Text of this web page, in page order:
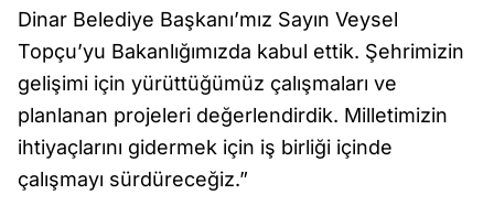
Dinar Belediye Başkanı’mız Sayın Veysel
Topçu’yu Bakanlığımızda kabul ettik. Şehrimizin
gelişimi için yürüttüğümüz çalışmaları ve
planlanan projeleri değerlendirdik. Milletimizin
ihtiyaçlarını gidermek için iş birliği içinde
çalışmayı sürdüreceğiz.”